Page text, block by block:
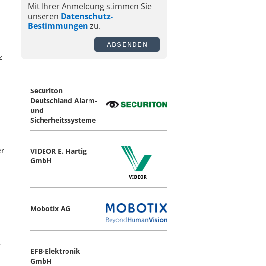
Mit Ihrer Anmeldung stimmen Sie
unseren Datenschutz-
Bestimmungen zu.
ABSENDEN
Securiton
Deutschland Alarm-
und
Sicherheitssysteme
VIDEOR E. Hartig
GmbH
Mobotix AG
EFB-Elektronik
GmbH